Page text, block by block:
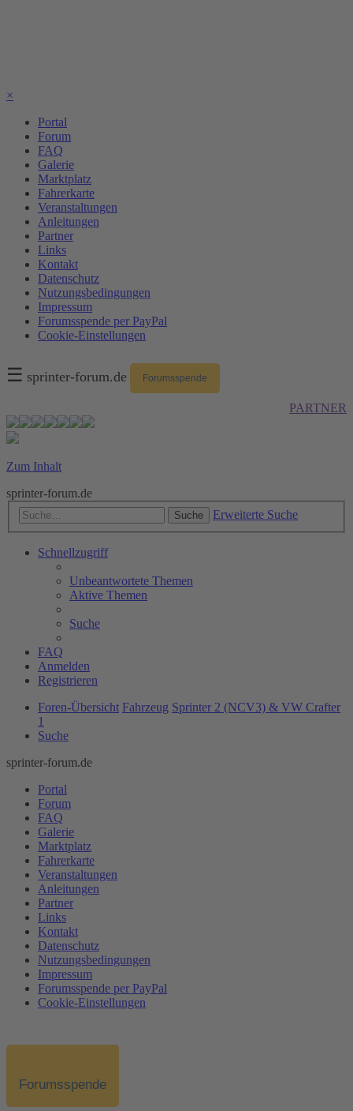
×
Portal
Forum
FAQ
Galerie
Marktplatz
Fahrerkarte
Veranstaltungen
Anleitungen
Partner
Links
Kontakt
Datenschutz
Nutzungsbedingungen
Impressum
Forumsspende per PayPal
Cookie-Einstellungen
☰ sprinter-forum.de Forumsspende
PARTNER
Zum Inhalt
sprinter-forum.de
Suche Erweiterte Suche
Schnellzugriff
Unbeantwortete Themen
Aktive Themen
Suche
FAQ
Anmelden
Registrieren
Foren-Übersicht Fahrzeug Sprinter 2 (NCV3) & VW Crafter
1
Suche
sprinter-forum.de
Portal
Forum
FAQ
Galerie
Marktplatz
Fahrerkarte
Veranstaltungen
Anleitungen
Partner
Links
Kontakt
Datenschutz
Nutzungsbedingungen
Impressum
Forumsspende per PayPal
Cookie-Einstellungen
Forumsspende